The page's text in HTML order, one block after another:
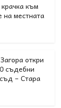
към
на местната
откри
съдебни
– Стара